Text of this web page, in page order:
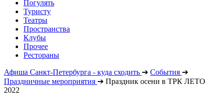
Погулять
Туристу
Театры
Пространства
Клубы
Прочее
Рестораны
Афиша Санкт-Петербурга - куда сходить ➔ События ➔
Праздничные мероприятия ➔ Праздник осени в ТРК ЛЕТО
2022